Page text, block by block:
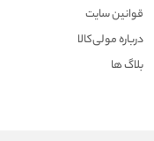
قوانین سایت
درباره مولی‌کالا
بلاگ ها